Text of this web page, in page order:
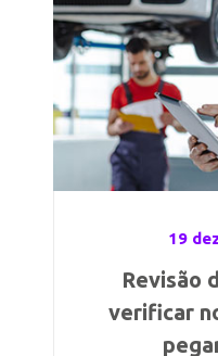
19
Revisão
verificar